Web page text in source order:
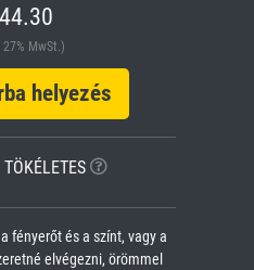
MwSt.)
helyezés
TÖKÉLETES
fényerőt és a színt, vagy a
elvégezni, örömmel